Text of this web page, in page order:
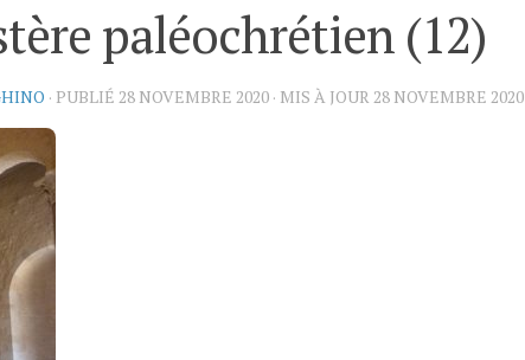
paléochrétien (12)
· PUBLIÉ 28 NOVEMBRE 2020 · MIS À JOUR 28 NOVEMBRE 2020